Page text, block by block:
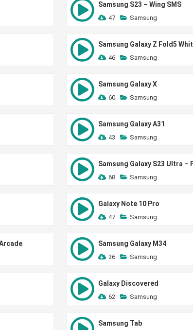
Samsung S23 – Wing SMS
47 Samsung
Samsung Galaxy Z Fold5
46 Samsung
Samsung Galaxy X
60 Samsung
Samsung Galaxy A31
43 Samsung
Samsung Galaxy S23 Ultra –
68 Samsung
Galaxy Note 10 Pro
47 Samsung
Samsung Galaxy M34
36 Samsung
Galaxy Discovered
62 Samsung
Samsung Tab